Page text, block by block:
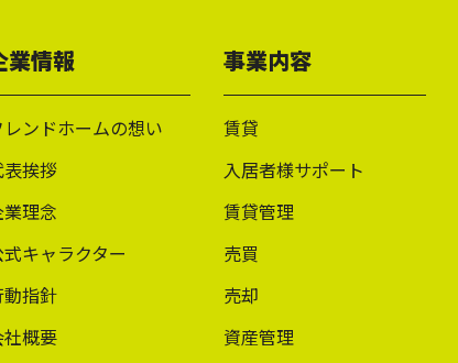
業情報
ンドホームの想い
挨拶
理念
キャラクター
指針
概要
事業内容
賃貸
入居者様サポート
賃貸管理
売買
売却
資産管理